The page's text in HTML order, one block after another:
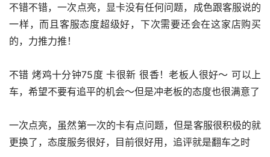
不错不错，一次点亮，显卡没有任何问题，成色跟客服说的
一样，而且客服态度超级好，下次需要还会在这家店购买
的，力推力推！
不错 烤鸡十分钟75度 卡很新 很香！老板人很好～ 可以上
车，希望不要有追平的机会～但是冲老板的态度也很满意了
一次点亮，虽然第一次的卡有点问题，但是客服很积极的就
更换了，态度服务很好，目前很好用，追评就是翻车之时